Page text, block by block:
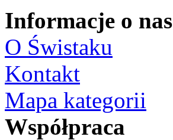
Informacje o nas
O Świstaku
Kontakt
Mapa kategorii
Współpraca